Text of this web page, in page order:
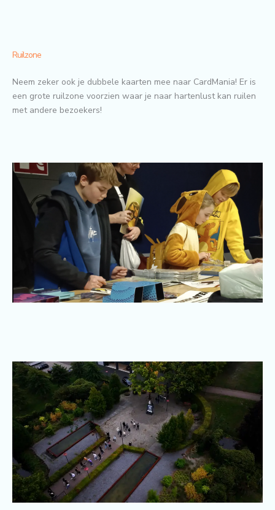
Ruilzone
Neem zeker ook je dubbele kaarten mee naar CardMania! Er is
een grote ruilzone voorzien waar je naar hartenlust kan ruilen
met andere bezoekers!